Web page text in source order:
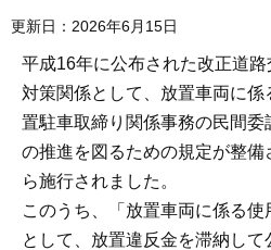
更新日：2026年6月15日
平成16年に公布された改正道
対策関係として、放置車両に
置駐車取締り関係事務の民間
の推進を図るための規定が整
ら施行されました。
このうち、「放置車両に係る
として、放置違反金を滞納し